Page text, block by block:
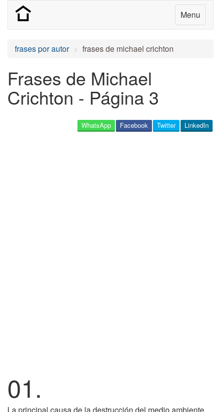
Menu
frases por autor frases de michael crichton
Frases de Michael
Crichton - Página 3
LinkedIn
Twitter
Facebook
WhatsApp
01.